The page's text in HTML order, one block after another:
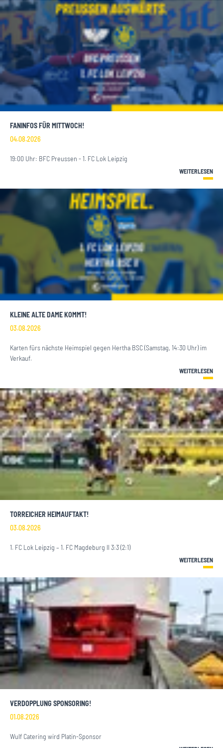
FANINFOS FÜR MITTWOCH!
04.08.2026
19:00 Uhr: BFC Preussen - 1. FC Lok Leipzig
WEITERLESEN
KLEINE ALTE DAME KOMMT!
03.08.2026
Karten fürs nächste Heimspiel gegen Hertha BSC (Samstag, 14:30 Uhr) im
Verkauf.
WEITERLESEN
TORREICHER HEIMAUFTAKT!
03.08.2026
1. FC Lok Leipzig – 1. FC Magdeburg II 3:3 (2:1)
WEITERLESEN
VERDOPPLUNG SPONSORING!
01.08.2026
Wulf Catering wird Platin-Sponsor